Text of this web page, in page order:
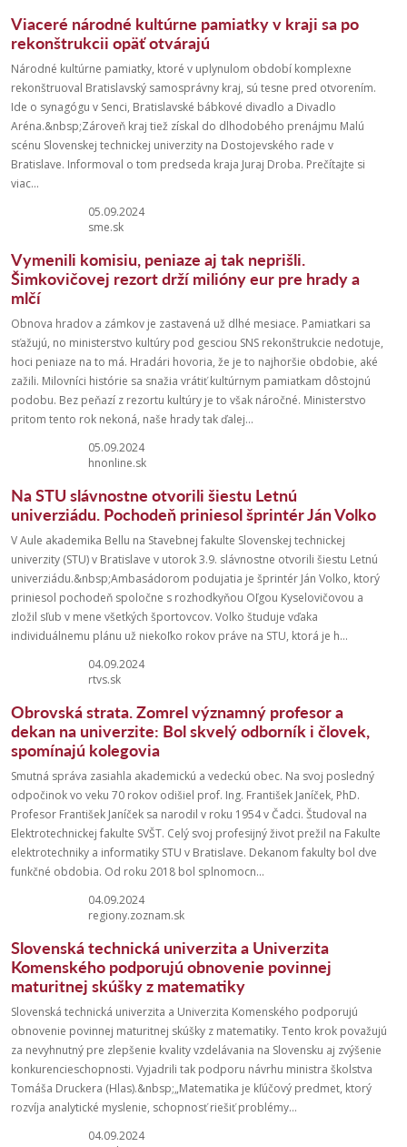
Viaceré národné kultúrne pamiatky v kraji sa po
rekonštrukcii opäť otvárajú
Národné kultúrne pamiatky, ktoré v uplynulom období komplexne
rekonštruoval Bratislavský samosprávny kraj, sú tesne pred otvorením.
Ide o synagógu v Senci, Bratislavské bábkové divadlo a Divadlo
Aréna.&nbsp;Zároveň kraj tiež získal do dlhodobého prenájmu Malú
scénu Slovenskej technickej univerzity na Dostojevského rade v
Bratislave. Informoval o tom predseda kraja Juraj Droba. Prečítajte si
viac...
05.09.2024
sme.sk
Vymenili komisiu, peniaze aj tak neprišli.
Šimkovičovej rezort drží milióny eur pre hrady a
mlčí
Obnova hradov a zámkov je zastavená už dlhé mesiace. Pamiatkari sa
sťažujú, no ministerstvo kultúry pod gesciou SNS rekonštrukcie nedotuje,
hoci peniaze na to má. Hradári hovoria, že je to najhoršie obdobie, aké
zažili. Milovníci histórie sa snažia vrátiť kultúrnym pamiatkam dôstojnú
podobu. Bez peňazí z rezortu kultúry je to však náročné. Ministerstvo
pritom tento rok nekoná, naše hrady tak ďalej...
05.09.2024
hnonline.sk
Na STU slávnostne otvorili šiestu Letnú
univerziádu. Pochodeň priniesol šprintér Ján Volko
V Aule akademika Bellu na Stavebnej fakulte Slovenskej technickej
univerzity (STU) v Bratislave v utorok 3.9. slávnostne otvorili šiestu Letnú
univerziádu.&nbsp;Ambasádorom podujatia je šprintér Ján Volko, ktorý
priniesol pochodeň spoločne s rozhodkyňou Oľgou Kyselovičovou a
zložil sľub v mene všetkých športovcov. Volko študuje vďaka
individuálnemu plánu už niekoľko rokov práve na STU, ktorá je h...
04.09.2024
rtvs.sk
Obrovská strata. Zomrel významný profesor a
dekan na univerzite: Bol skvelý odborník i človek,
spomínajú kolegovia
Smutná správa zasiahla akademickú a vedeckú obec. Na svoj posledný
odpočinok vo veku 70 rokov odišiel prof. Ing. František Janíček, PhD.
Profesor František Janíček sa narodil v roku 1954 v Čadci. Študoval na
Elektrotechnickej fakulte SVŠT. Celý svoj profesijný život prežil na Fakulte
elektrotechniky a informatiky STU v Bratislave. Dekanom fakulty bol dve
funkčné obdobia. Od roku 2018 bol splnomocn...
04.09.2024
regiony.zoznam.sk
Slovenská technická univerzita a Univerzita
Komenského podporujú obnovenie povinnej
maturitnej skúšky z matematiky
Slovenská technická univerzita a Univerzita Komenského podporujú
obnovenie povinnej maturitnej skúšky z matematiky. Tento krok považujú
za nevyhnutný pre zlepšenie kvality vzdelávania na Slovensku aj zvýšenie
konkurencieschopnosti. Vyjadrili tak podporu návrhu ministra školstva
Tomáša Druckera (Hlas).&nbsp;„Matematika je kľúčový predmet, ktorý
rozvíja analytické myslenie, schopnosť riešiť problémy...
04.09.2024